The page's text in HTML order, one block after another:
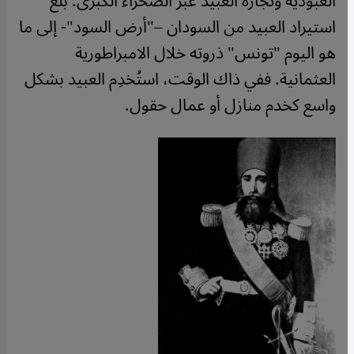
استيراد العبيد من السودان –"أرض السود"- إلى ما
هو اليوم "تونس" ذروته خلال الامبراطورية
العثمانية. ففي ذاك الوقت، استُخدِم العبيد بشكل
واسع كخدم منازل أو عمال حقول.